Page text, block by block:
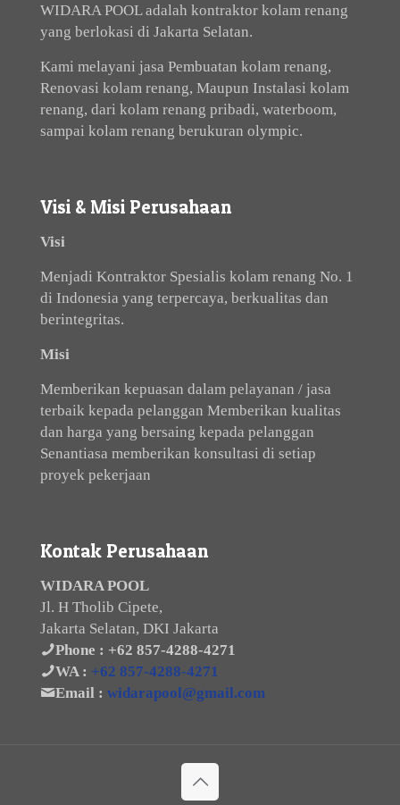
WIDARA POOL adalah kontraktor kolam renang
yang berlokasi di Jakarta Selatan.
Kami melayani jasa Pembuatan kolam renang,
Renovasi kolam renang, Maupun Instalasi kolam
renang, dari kolam renang pribadi, waterboom,
sampai kolam renang berukuran olympic.
Visi & Misi Perusahaan
Visi
Menjadi Kontraktor Spesialis kolam renang No. 1
di Indonesia yang terpercaya, berkualitas dan
berintegritas.
Misi
Memberikan kepuasan dalam pelayanan / jasa
terbaik kepada pelanggan Memberikan kualitas
dan harga yang bersaing kepada pelanggan
Senantiasa memberikan konsultasi di setiap
proyek pekerjaan
Kontak Perusahaan
WIDARA POOL
Jl. H Tholib Cipete,
Jakarta Selatan, DKI Jakarta
Phone : +62 857-4288-4271
WA : +62 857-4288-4271
Email : widarapool@gmail.com